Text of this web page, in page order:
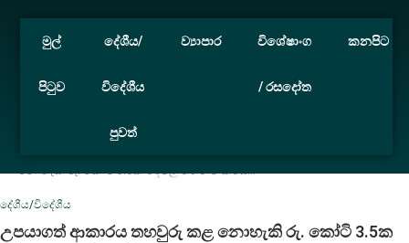
මුල්
පිටුව
දේශීය/
විදේශීය
පුවත්
ව්‍යාපාර විශේෂාංග
/ රසදෝත
කනපිට
නොහැකි රු. කෝටි 3.5ක දේපළ තහනම් කරයි…
දේශීය/විදේශීය
උපයාගත් ආකාරය තහවුරු කළ නොහැකි රු. කෝටි 3.5ක